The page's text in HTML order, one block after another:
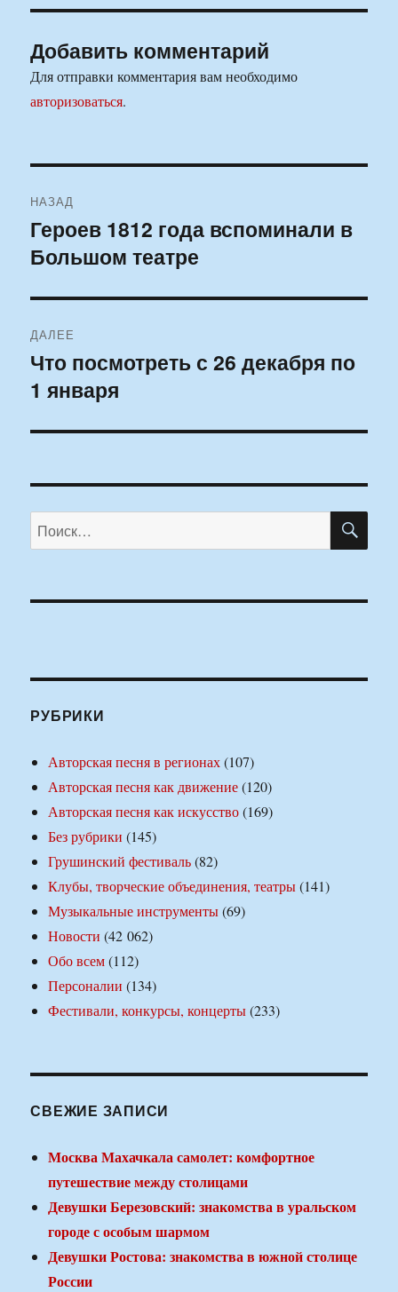
Добавить комментарий
Для отправки комментария вам необходимо
авторизоваться.
по
записям
НАЗАД
Предыдущая
запись:
Героев 1812 года вспоминали в
Большом театре
ДАЛЕЕ
Следующая
запись:
Что посмотреть с 26 декабря по
1 января
Искать:
РУБРИКИ
Авторская песня в регионах(107)
Авторская песня как движение(120)
Авторская песня как искусство(169)
Без рубрики (145)
Грушинский фестиваль(82)
Клубы, творческие объединения, театры(141)
Музыкальные инструменты(69)
Новости (42 062)
Обо всем(112)
Персоналии (134)
Фестивали, конкурсы, концерты(233)
СВЕЖИЕ ЗАПИСИ
Москва Махачкала самолет: комфортное
путешествие между столицами
Девушки Березовский: знакомства в уральском
городе с особым шармом
Девушки Ростова: знакомства в южной столице
России